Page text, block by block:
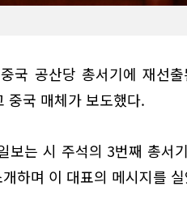
국 공산당 총서기에 재선
중국 매체가 보도했다.
보는 시 주석의 3번째 총서
하며 이 대표의 메시지를